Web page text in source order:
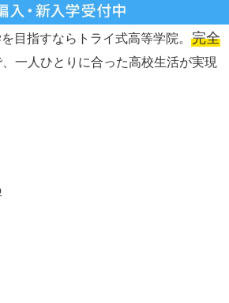
目指すならトライ式高等学院。 完全
一人ひとりに合った高校生活が実現